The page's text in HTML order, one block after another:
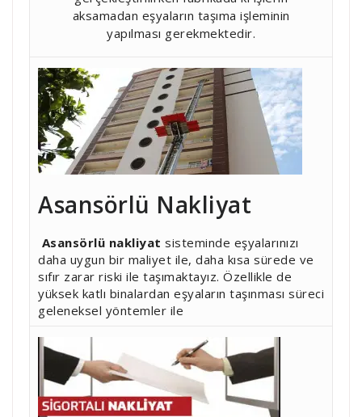
aksamadan eşyaların taşıma işleminin
yapılması gerekmektedir.
Asansörlü Nakliyat
Asansörlü nakliyat sisteminde eşyalarınızı
daha uygun bir maliyet ile, daha kısa sürede ve
sıfır zarar riski ile taşımaktayız. Özellikle de
yüksek katlı binalardan eşyaların taşınması süreci
geleneksel yöntemler ile